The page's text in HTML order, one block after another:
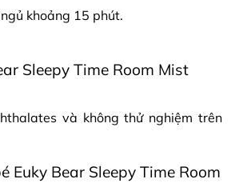
khoảng 15 phút.
Sleepy Time Room Mist
và không thử nghiệm trên
Bear Sleepy Time Room